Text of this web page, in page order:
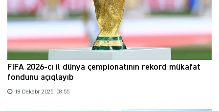
FIFA 2026-cı il dünya çempionatının rekord mükafat
fondunu açıqlayıb
18 Dekabr 2025, 08:55